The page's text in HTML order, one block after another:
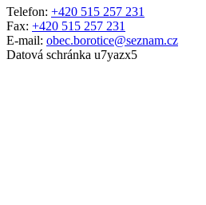
Telefon: +420 515 257 231
Fax: +420 515 257 231
E-mail: obec.borotice@seznam.cz
Datová schránka u7yazx5